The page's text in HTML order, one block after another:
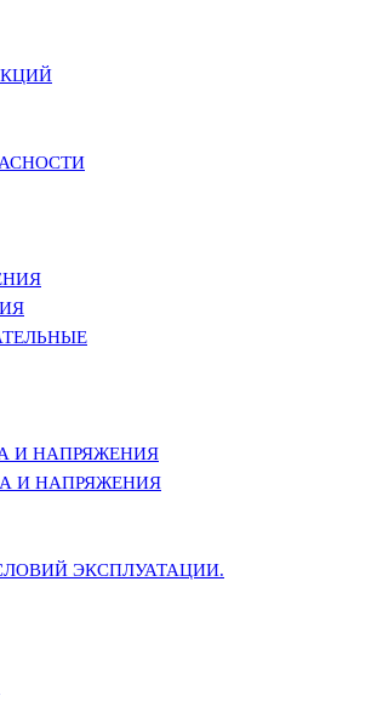
И НАПРЯЖЕНИЯ
И НАПРЯЖЕНИЯ
ЭКСПЛУАТАЦИИ.